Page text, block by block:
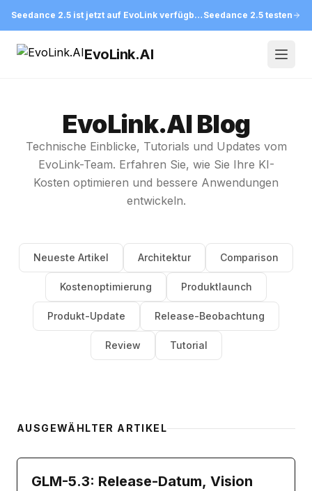
Seedance 2.5 ist jetzt auf EvoLink verfügbar Seedance 2.5 testen
EvoLink.AI
EvoLink.AI Blog
Technische Einblicke, Tutorials und Updates vom
EvoLink-Team. Erfahren Sie, wie Sie Ihre KI-
Kosten optimieren und bessere Anwendungen
entwickeln.
Neueste Artikel Architektur Comparison
Kostenoptimierung Produktlaunch
Produkt-Update Release-Beobachtung
Review Tutorial
AUSGEWÄHLTER ARTIKEL
GLM-5.3: Release-Datum, Vision